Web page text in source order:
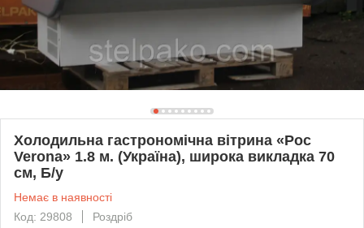
Холодильна гастрономічна вітрина «Рос
Verona» 1.8 м. (Україна), широка викладка 70
см, Б/у
Немає в наявності
Код: 29808
Роздріб